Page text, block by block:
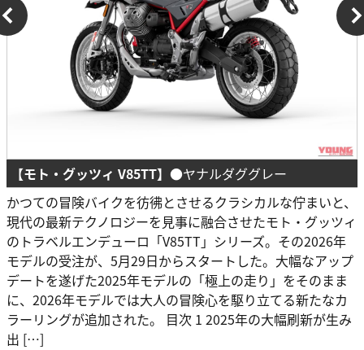
【モト・グッツィ V85TT】 ●ヤナルダググレー
かつての冒険バイクを彷彿とさせるクラシカルな佇まいと、
現代の最新テクノロジーを見事に融合させたモト・グッツィ
のトラベルエンデューロ「V85TT」シリーズ。その2026年
モデルの受注が、5月29日からスタートした。大幅なアップ
デートを遂げた2025年モデルの「極上の走り」をそのまま
に、2026年モデルでは大人の冒険心を駆り立てる新たなカ
ラーリングが追加された。 目次 1 2025年の大幅刷新が生み
出 […]